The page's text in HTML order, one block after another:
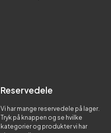
Reservedele
Vi har mange reservedele på lager.
Tryk på knappen og se hvilke
kategorier og produkter vi har